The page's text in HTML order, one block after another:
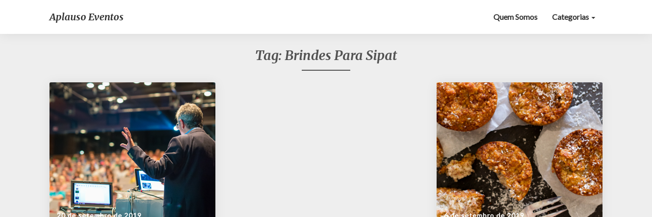
Aplauso Eventos Quem Somos Categorias
Tag: Brindes Para Sipat
20 de setembro de 2019 6 de setembro de 2019